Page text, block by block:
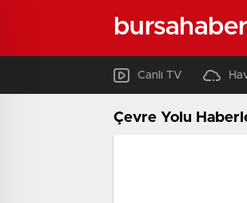
Canlı TV
Çevre Yolu